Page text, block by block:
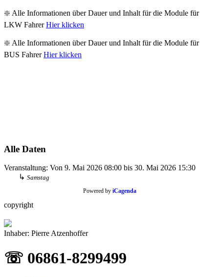
❇️ Alle Informationen über Dauer und Inhalt für die Module für
LKW FahrerHier klicken
❇️ Alle Informationen über Dauer und Inhalt für die Module für
BUS FahrerHier klicken
Alle Daten
Veranstaltung: Von 9. Mai 2026 08:00 bis 30. Mai 2026 15:30
↳ Samstag
Powered by iCagenda
copyright
Inhaber: Pierre Atzenhoffer
☏ 06861-8299499